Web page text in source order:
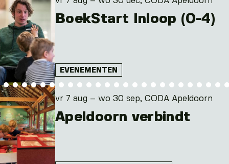
BoekStart Inloop (0-4)
EVENEMENTEN
vr 7 aug – wo 30 sep, CODA Apeldoorn
Apeldoorn verbindt